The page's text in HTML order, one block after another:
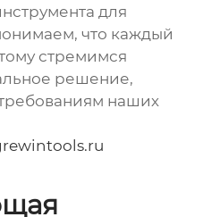
для
что каждый
стремимся
решение,
требованиям наших